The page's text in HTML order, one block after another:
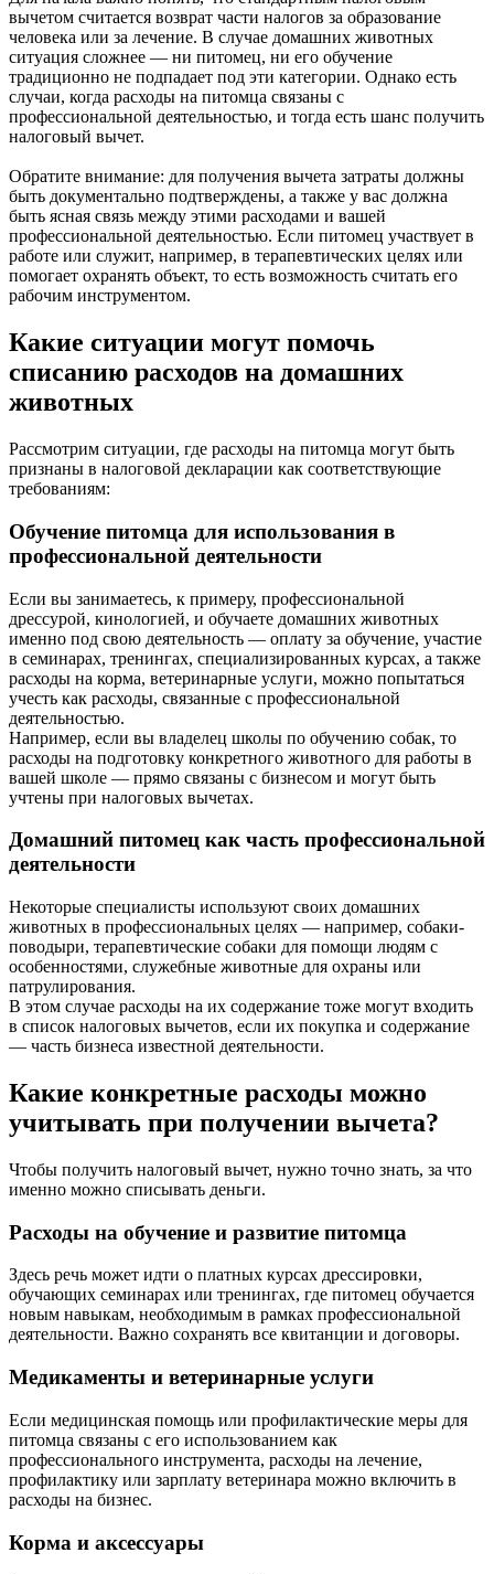
вычетом считается возврат части налогов за образование
человека или за лечение. В случае домашних животных
ситуация сложнее — ни питомец, ни его обучение
традиционно не подпадает под эти категории. Однако есть
случаи, когда расходы на питомца связаны с
профессиональной деятельностью, и тогда есть шанс получить
налоговый вычет.
Обратите внимание: для получения вычета затраты должны
быть документально подтверждены, а также у вас должна
быть ясная связь между этими расходами и вашей
профессиональной деятельностью. Если питомец участвует в
работе или служит, например, в терапевтических целях или
помогает охранять объект, то есть возможность считать его
рабочим инструментом.
Какие ситуации могут помочь
списанию расходов на домашних
животных
Рассмотрим ситуации, где расходы на питомца могут быть
признаны в налоговой декларации как соответствующие
требованиям:
Обучение питомца для использования в
профессиональной деятельности
Если вы занимаетесь, к примеру, профессиональной
дрессурой, кинологией, и обучаете домашних животных
именно под свою деятельность — оплату за обучение, участие
в семинарах, тренингах, специализированных курсах, а также
расходы на корма, ветеринарные услуги, можно попытаться
учесть как расходы, связанные с профессиональной
деятельностью.
Например, если вы владелец школы по обучению собак, то
расходы на подготовку конкретного животного для работы в
вашей школе — прямо связаны с бизнесом и могут быть
учтены при налоговых вычетах.
Домашний питомец как часть профессиональной
деятельности
Некоторые специалисты используют своих домашних
животных в профессиональных целях — например, собаки-
поводыри, терапевтические собаки для помощи людям с
особенностями, служебные животные для охраны или
патрулирования.
В этом случае расходы на их содержание тоже могут входить
в список налоговых вычетов, если их покупка и содержание
— часть бизнеса известной деятельности.
Какие конкретные расходы можно
учитывать при получении вычета?
Чтобы получить налоговый вычет, нужно точно знать, за что
именно можно списывать деньги.
Расходы на обучение и развитие питомца
Здесь речь может идти о платных курсах дрессировки,
обучающих семинарах или тренингах, где питомец обучается
новым навыкам, необходимым в рамках профессиональной
деятельности. Важно сохранять все квитанции и договоры.
Медикаменты и ветеринарные услуги
Если медицинская помощь или профилактические меры для
питомца связаны с его использованием как
профессионального инструмента, расходы на лечение,
профилактику или зарплату ветеринара можно включить в
расходы на бизнес.
Корма и аксессуары